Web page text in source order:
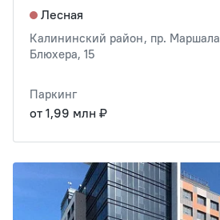
Лесная
Калининский район, пр. Маршала
Блюхера, 15
Паркинг
от 1,99 млн ₽